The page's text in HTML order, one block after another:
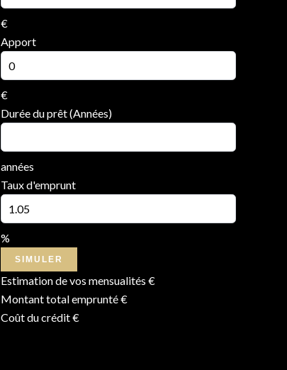
€
Apport
€
Durée du prêt (Années)
années
Taux d'emprunt
%
SIMULER
Estimation de vos mensualités €
Montant total emprunté€
Coût du crédit€